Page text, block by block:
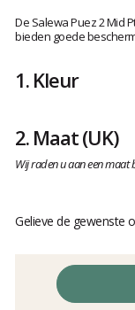
oordeel
van
De Salewa Puez 2 Mid
bieden goede
1.Kleur
2.Maat(UK)
Wij raden u aan een maat
Gelieve de gewenste